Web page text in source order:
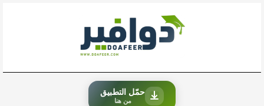
حمّل التطبيق
من هنا